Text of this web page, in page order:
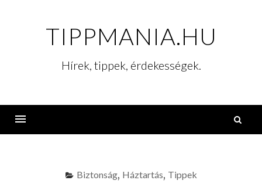
TIPPMANIA.HU
Hírek, tippek, érdekességek.
Biztonság, Háztartás, Tippek